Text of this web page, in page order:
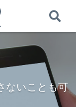
ないことも可